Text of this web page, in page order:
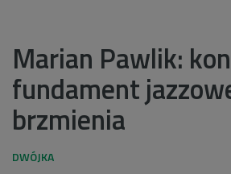
Marian Pawlik:
fundament
brzmienia